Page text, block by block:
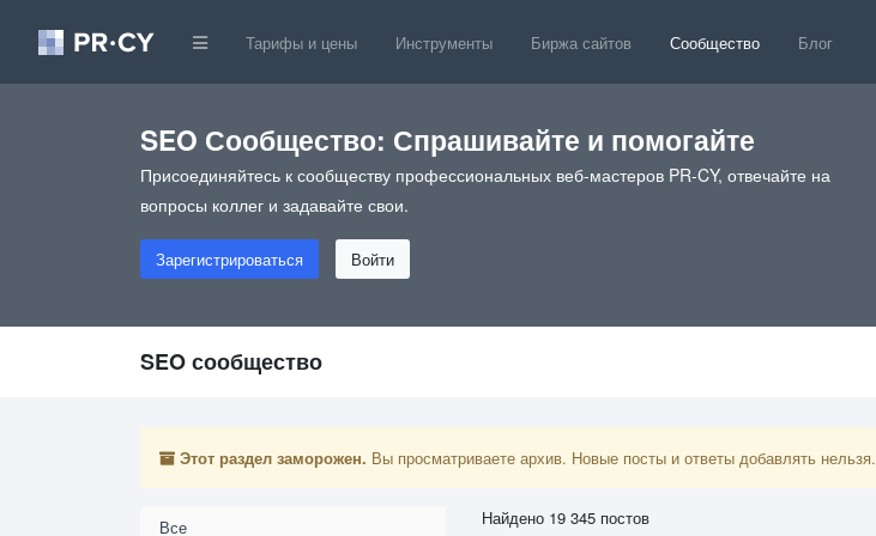
Тарифы и цены Инструменты Биржа сайтов Сообщество Блог
SEO Сообщество: Спрашивайте и помогайте
Присоединяйтесь к сообществу профессиональных веб-мастеров PR-CY, отвечайте на
вопросы коллег и задавайте свои.
Зарегистрироваться Войти
SEO сообщество
Этот раздел заморожен. Вы просматриваете архив. Новые посты и ответы добавлять нельзя.
Все Найдено 19 345 постов